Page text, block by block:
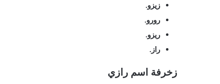
زيزو.
رورو.
ريزو.
راز.
زخرفة اسم رازي